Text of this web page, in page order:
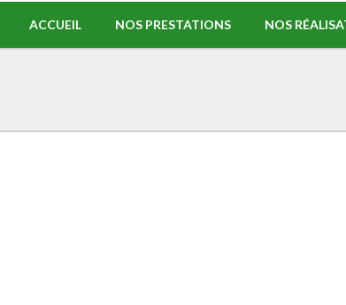
ACCUEIL NOS PRESTATIONS NOS